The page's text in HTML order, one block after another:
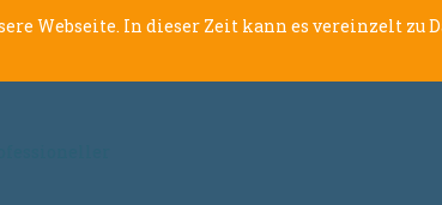
Webseite. In dieser Zeit kann es vereinzelt